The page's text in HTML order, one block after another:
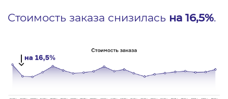
Стоимость заказа снизилась на 16,5%.